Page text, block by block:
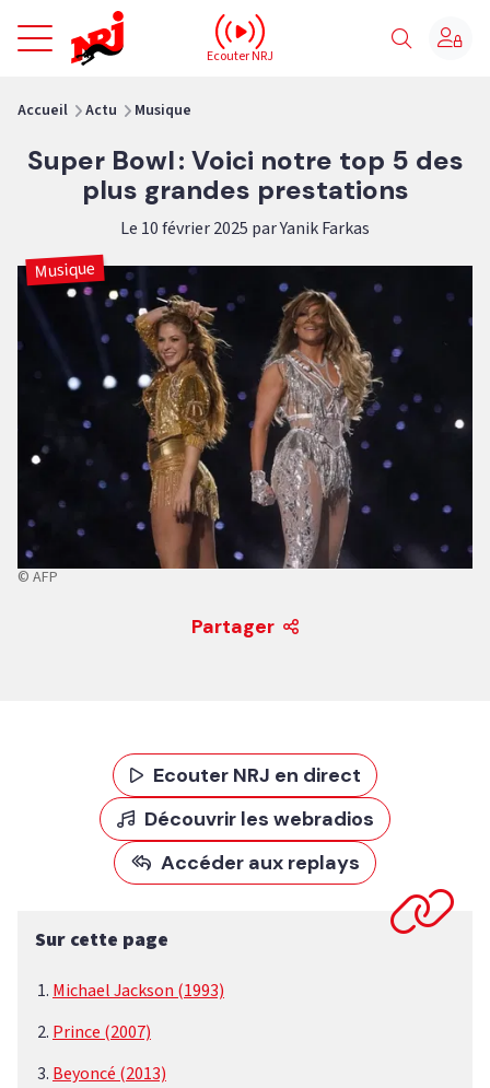
NRJ - Accueil
Ecouter NRJ
Accueil Actu Musique
Super Bowl : Voici notre top 5 des
plus grandes prestations
Le 10 février 2025 par Yanik Farkas
Musique
© AFP
Partager
Ecouter NRJ en direct
Découvrir les webradios
Accéder aux replays
Sur cette page
Michael Jackson (1993)
Prince (2007)
Beyoncé (2013)